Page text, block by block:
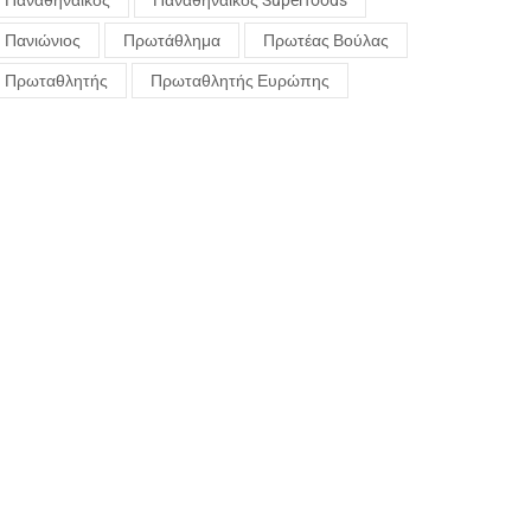
Πανιώνιος Πρωτάθλημα Πρωτέας Βούλας
Πρωταθλητής Πρωταθλητής Ευρώπης